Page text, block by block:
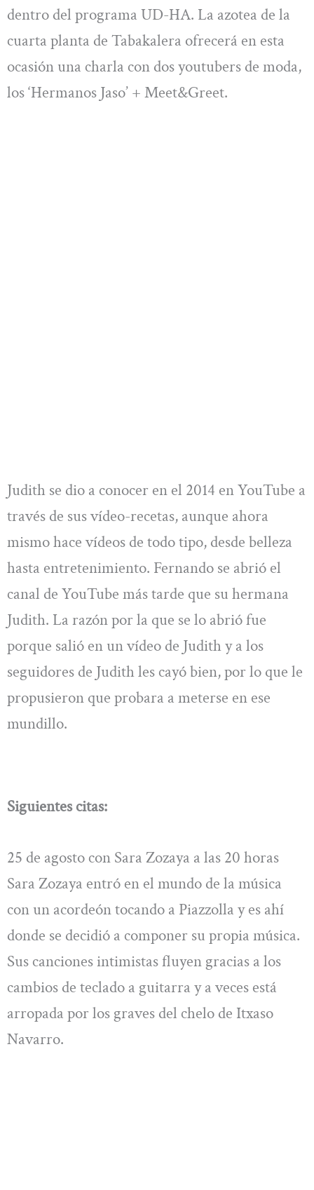
dentro del programa UD-HA. La azotea de la
cuarta planta de Tabakalera ofrecerá en esta
ocasión una charla con dos youtubers de moda,
los ‘Hermanos Jaso’ + Meet&Greet.
Judith se dio a conocer en el 2014 en YouTube a
través de sus vídeo-recetas, aunque ahora
mismo hace vídeos de todo tipo, desde belleza
hasta entretenimiento. Fernando se abrió el
canal de YouTube más tarde que su hermana
Judith. La razón por la que se lo abrió fue
porque salió en un vídeo de Judith y a los
seguidores de Judith les cayó bien, por lo que le
propusieron que probara a meterse en ese
mundillo.
Siguientes citas:
25 de agosto con Sara Zozaya a las 20 horas
Sara Zozaya entró en el mundo de la música
con un acordeón tocando a Piazzolla y es ahí
donde se decidió a componer su propia música.
Sus canciones intimistas fluyen gracias a los
cambios de teclado a guitarra y a veces está
arropada por los graves del chelo de Itxaso
Navarro.